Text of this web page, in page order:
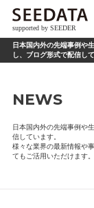
supported by SEEDER
日本国内外の先端事例や
し、ブログ形式で配信して
NEWS
日本国内外の先端事例や
信しています。
様々な業界の最新情報や
てもご活用いただけます。